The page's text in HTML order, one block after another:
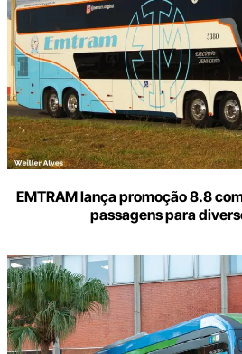
EMTRAM lança promoção 8.8
passagens para
mail